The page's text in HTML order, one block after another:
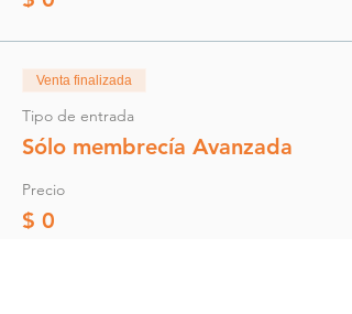
Venta finalizada
Tipo de entrada
Sólo membrecía Avanzada
Precio
$ 0